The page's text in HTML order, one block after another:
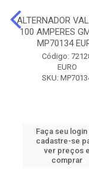
ALTERNADOR
100 AMPERES
MP70134
Código:
EURO
SKU:
Faça seu login
cadastre-se
ver preços e
comprar